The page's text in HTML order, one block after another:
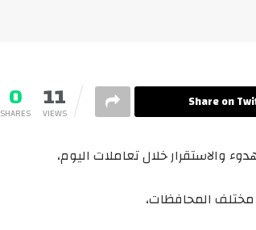
0
SHARES 11
VIEWS
Share on
والاستقرار خلال تعاملات اليوم،
المحافظات،